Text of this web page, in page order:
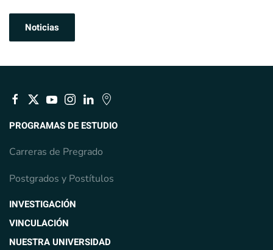
Noticias
PROGRAMAS DE ESTUDIO
Carreras de Pregrado
Postgrados y Postítulos
INVESTIGACIÓN
VINCULACIÓN
NUESTRA UNIVERSIDAD